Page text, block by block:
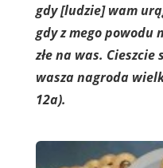
gdy [ludzie] wam
gdy z mego powodu
złe na was.
wasza nagroda
12a).